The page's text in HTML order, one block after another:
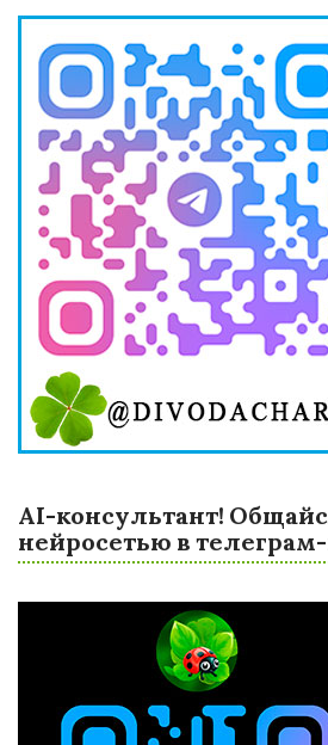
AI-консультант!
нейросетью в